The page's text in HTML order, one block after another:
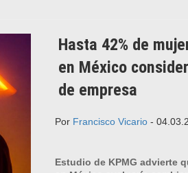
Hasta 42% de
en México
de empresa
Por Francisco Vicario -
Estudio de KPMG advierte